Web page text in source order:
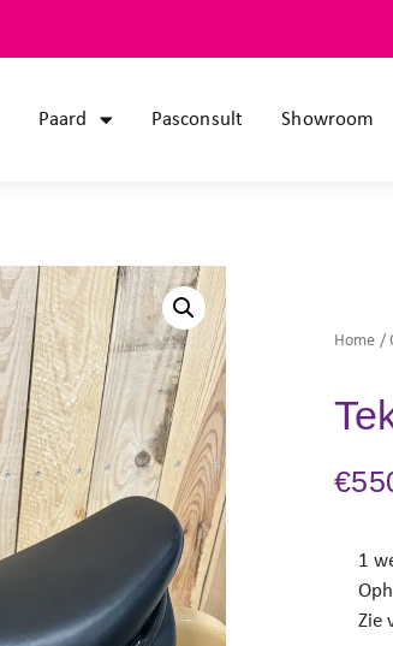
Paard Pasconsult Showroom
Home /
€
1
Zie